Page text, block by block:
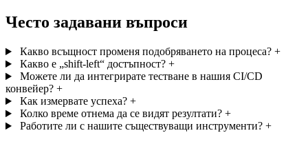
Често задавани въпроси
Какво всъщност променя подобряването на процеса? +
Какво е „shift-left“ достъпност? +
Можете ли да интегрирате тестване в нашия CI/CD
конвейер? +
Как измервате успеха? +
Колко време отнема да се видят резултати? +
Работите ли с нашите съществуващи инструменти? +